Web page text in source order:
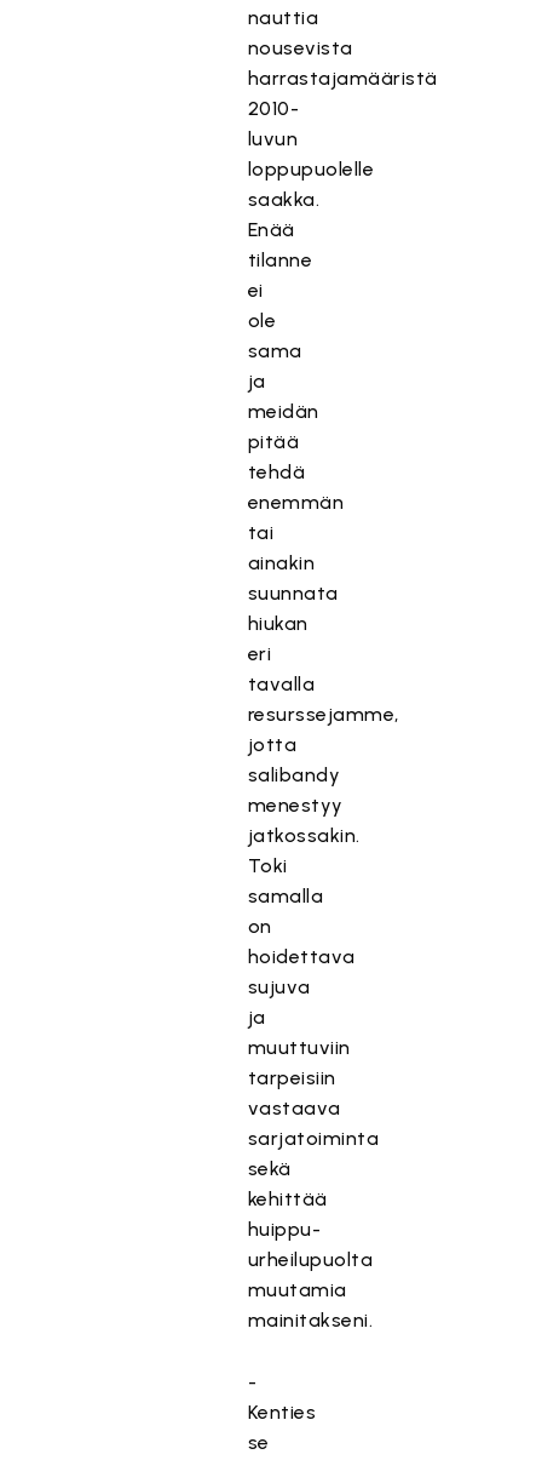
nauttia
nousevista
harrastajamääristä
2010-
luvun
loppupuolelle
saakka.
Enää
tilanne
ei
ole
sama
ja
meidän
pitää
tehdä
enemmän
tai
ainakin
suunnata
hiukan
eri
tavalla
resurssejamme,
jotta
salibandy
menestyy
jatkossakin.
Toki
samalla
on
hoidettava
sujuva
ja
muuttuviin
tarpeisiin
vastaava
sarjatoiminta
sekä
kehittää
huippu-
urheilupuolta
muutamia
mainitakseni.
-
Kenties
se